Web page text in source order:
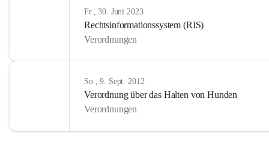
Fr., 30. Juni 2023
Rechtsinformationssystem (RIS)
Verordnungen
So., 9. Sept. 2012
Verordnung über das Halten von Hunden
Verordnungen